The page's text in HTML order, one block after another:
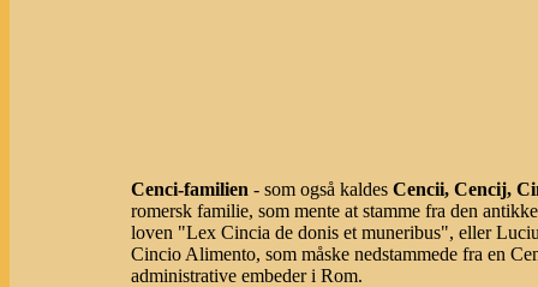
Cenci-familien - som også kaldes Cencii, Cencij,
romersk familie, som mente at stamme fra den
loven "Lex Cincia de donis et muneribus", eller
Cincio Alimento, som måske nedstammede fra en
administrative embeder i Rom.